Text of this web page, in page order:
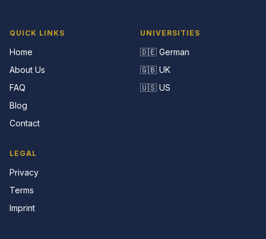
QUICK LINKS
Home
About Us
FAQ
Blog
Contact
UNIVERSITIES
🇩🇪 German
🇬🇧 UK
🇺🇸 US
LEGAL
Privacy
Terms
Imprint